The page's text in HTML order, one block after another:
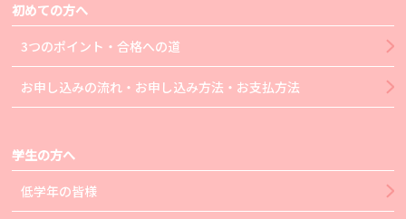
初めての方へ
3つのポイント・合格への道
お申し込みの流れ・お申し込み方法・お支払方法
学生の方へ
低学年の皆様